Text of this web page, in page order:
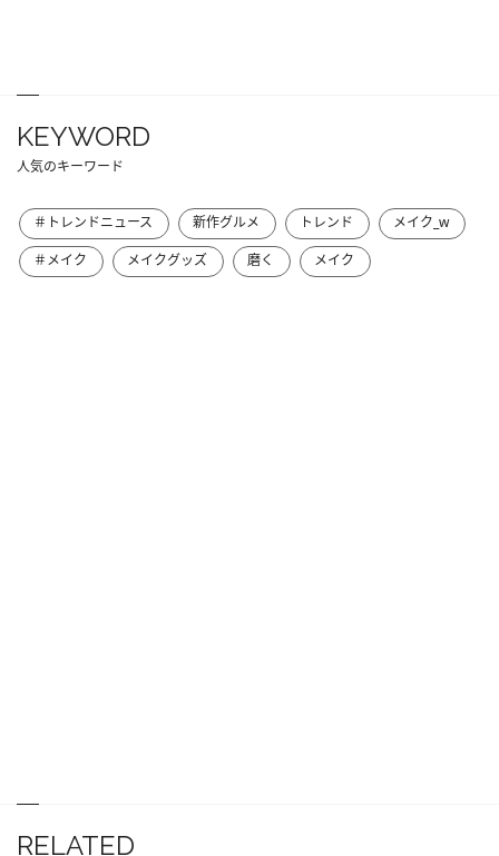
KEYWORD
人気のキーワード
＃トレンドニュース 新作グルメ トレンド
メイク_w
＃メイク
メイクグッズ 磨く メイク
RELATED